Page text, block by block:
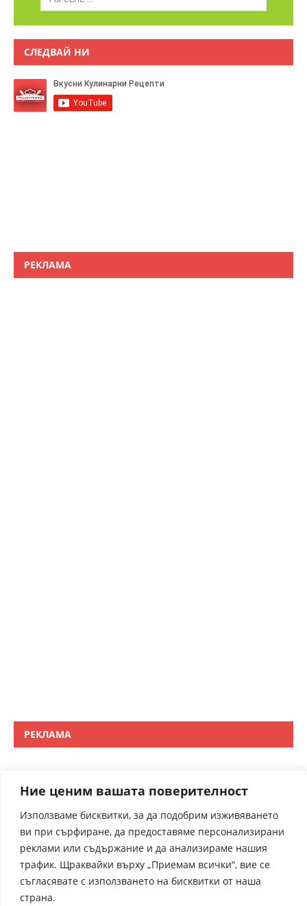
Ние ценим вашата поверителност
Използваме бисквитки, за да подобрим изживяването
ви при сърфиране, да предоставяме персонализирани
реклами или съдържание и да анализираме нашия
трафик. Щраквайки върху „Приемам всички“, вие се
съгласявате с използването на бисквитки от наша
страна.
СЛЕДВАЙ НИ
РЕКЛАМА
РЕКЛАМА